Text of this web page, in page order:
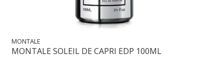
MONTALE
MONTALE SOLEIL DE CAPRI EDP 100ML